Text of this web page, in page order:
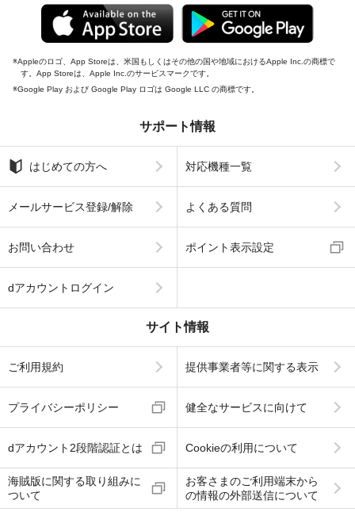
Appleのロゴ、App Storeは、米国もしくはその他の国や地域におけるApple Inc.の商標で
す。App Storeは、Apple Inc.のサービスマークです。
Google Play および Google Play ロゴは Google LLC の商標です。
サポート情報
はじめての方へ 対応機種一覧
メールサービス登録/解除 よくある質問
お問い合わせ ポイント表示設定
dアカウントログイン
サイト情報
ご利用規約 提供事業者等に関する表示
プライバシーポリシー 健全なサービスに向けて
dアカウント2段階認証とは Cookieの利用について
海賊版に関する取り組みに
ついて
お客さまのご利用端末から
の情報の外部送信について